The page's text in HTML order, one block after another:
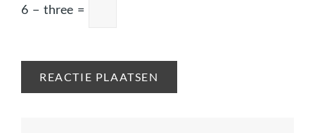
6 − three =